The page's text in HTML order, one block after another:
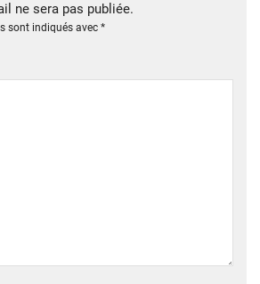
ne sera pas publiée.
sont indiqués avec *